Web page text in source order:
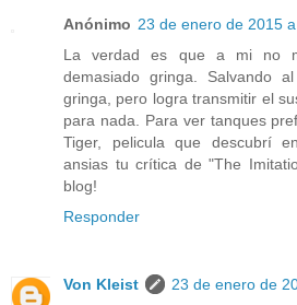
Anónimo 23 de enero de 2015
La verdad es que a mi no
demasiado gringa. Salvando
gringa, pero logra transmitir el
para nada. Para ver tanques
Tiger, pelicula que descubrí
ansias tu crítica de "The
blog!
Responder
Von Kleist
23 de enero de